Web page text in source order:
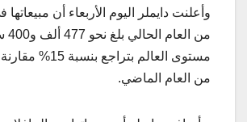
وأعلنت دايملر اليوم الأربعاء أن مبيعاتها
مستوى العالم بتراجع
من العام الماضي.